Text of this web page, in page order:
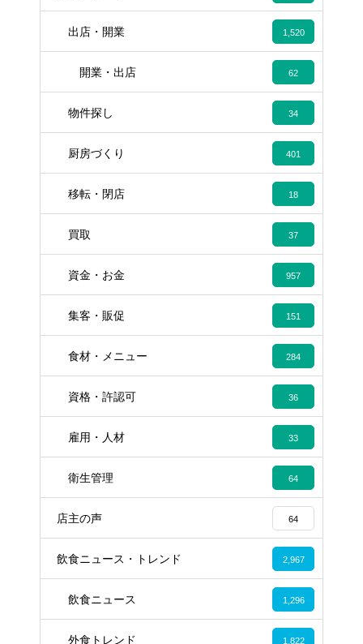
出店・開業 1,520
開業・出店 62
物件探し 34
厨房づくり 401
移転・閉店 18
買取 37
資金・お金 957
集客・販促 151
食材・メニュー 284
資格・許認可 36
雇用・人材 33
衛生管理 64
店主の声 64
飲食ニュース・トレンド 2,967
飲食ニュース 1,296
外食トレンド 1,822